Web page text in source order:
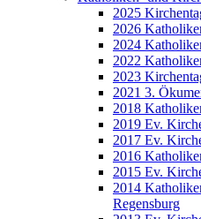
2025
2026
2024
2022
2023
2021 3.
2018
2019 Ev.
2017 Ev.
2016
2015 Ev.
2014
Regensburg